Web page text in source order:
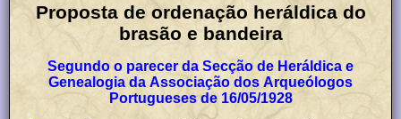
Proposta de ordenação heráldica do
brasão e bandeira
Segundo o parecer da Secção de Heráldica e
Genealogia da Associação dos Arqueólogos
Portugueses de 16/05/1928